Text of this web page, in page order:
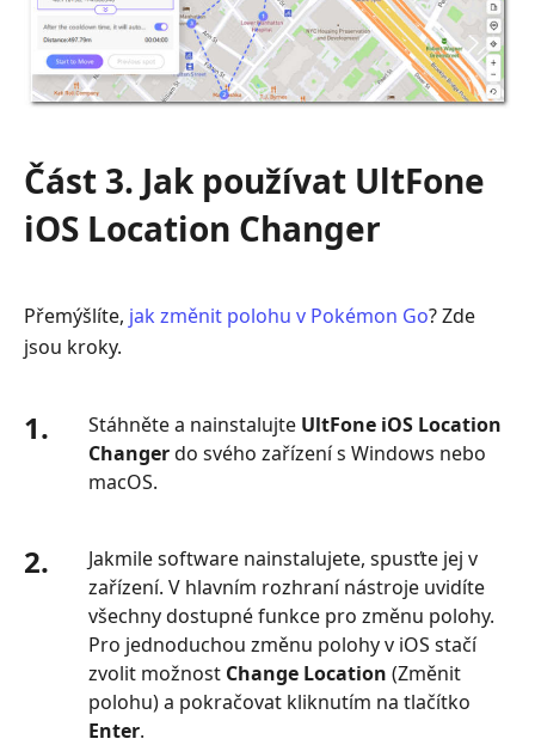
Část 3. Jak používat UltFone
iOS Location Changer
Přemýšlíte, jak změnit polohu v Pokémon Go? Zde
jsou kroky.
1. Stáhněte a nainstalujte UltFone iOS Location
Changerdo svého zařízení s Windows nebo
macOS.
2.
Jakmile software nainstalujete, spusťte jej v
zařízení. V hlavním rozhraní nástroje uvidíte
všechny dostupné funkce pro změnu polohy.
Pro jednoduchou změnu polohy v iOS stačí
zvolit možnost Change Location (Změnit
polohu) a pokračovat kliknutím na tlačítko
Enter.